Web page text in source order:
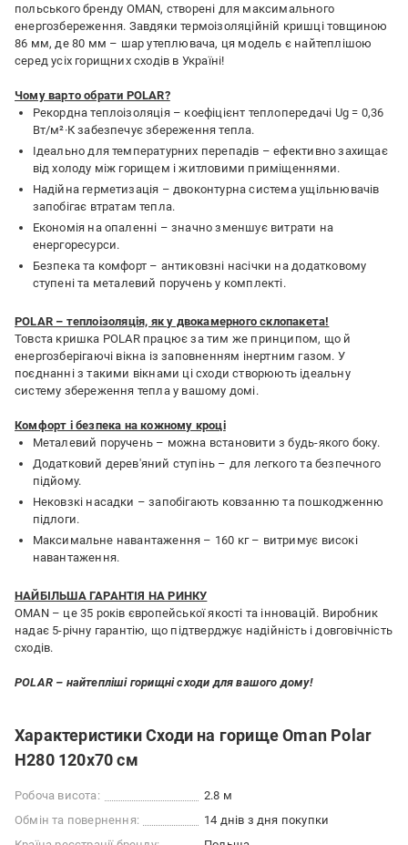
польського бренду OMAN, створені для максимального
енергозбереження. Завдяки термоізоляційній кришці товщиною
86 мм, де 80 мм – шар утеплювача, ця модель є найтеплішою
серед усіх горищних сходів в Україні!
Чому варто обрати POLAR?
Рекордна теплоізоляція – коефіцієнт теплопередачі Ug = 0,36
Вт/м²·К забезпечує збереження тепла.
Ідеально для температурних перепадів – ефективно захищає
від холоду між горищем і житловими приміщеннями.
Надійна герметизація – двоконтурна система ущільнювачів
запобігає втратам тепла.
Економія на опаленні – значно зменшує витрати на
енергоресурси.
Безпека та комфорт – антиковзні насічки на додатковому
ступені та металевий поручень у комплекті.
POLAR – теплоізоляція, як у двокамерного склопакета!
Товста кришка POLAR працює за тим же принципом, що й
енергозберігаючі вікна із заповненням інертним газом. У
поєднанні з такими вікнами ці сходи створюють ідеальну
систему збереження тепла у вашому домі.
Комфорт і безпека на кожному кроці
Металевий поручень – можна встановити з будь-якого боку.
Додатковий дерев'яний ступінь – для легкого та безпечного
підйому.
Нековзкі насадки – запобігають ковзанню та пошкодженню
підлоги.
Максимальне навантаження – 160 кг – витримує високі
навантаження.
НАЙБІЛЬША ГАРАНТІЯ НА РИНКУ
OMAN – це 35 років європейської якості та інновацій. Виробник
надає 5-річну гарантію, що підтверджує надійність і довговічність
сходів.
POLAR – найтепліші горищні сходи для вашого дому!
Характеристики Сходи на горище Oman Polar
H280 120x70 см
Робоча висота:
2.8 м
Обмін та повернення:
14 днів з дня покупки